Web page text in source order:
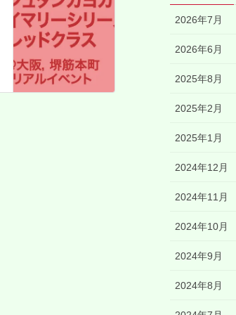
2026年7月
2026年6月
2025年8月
2025年2月
2025年1月
2024年12月
2024年11月
2024年10月
2024年9月
2024年8月